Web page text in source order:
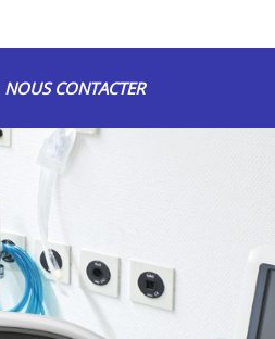
NOUS CONTACTER